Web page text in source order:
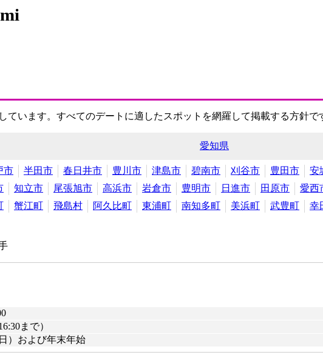
ています。すべてのデートに適したスポットを網羅して掲載する方針
愛知県
市 半田市 春日井市 豊川市 津島市 碧南市 刈谷市 豊田市 安
知立市 尾張旭市 高浜市 岩倉市 豊明市 日進市 田原市 愛西
蟹江町 飛島村 阿久比町 東浦町 南知多町 美浜町 武豊町 幸
まで）
）および年末年始